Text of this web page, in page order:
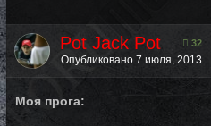
Pot Jack Pot 32
Опубликовано 7 июля, 2013
Моя прога: